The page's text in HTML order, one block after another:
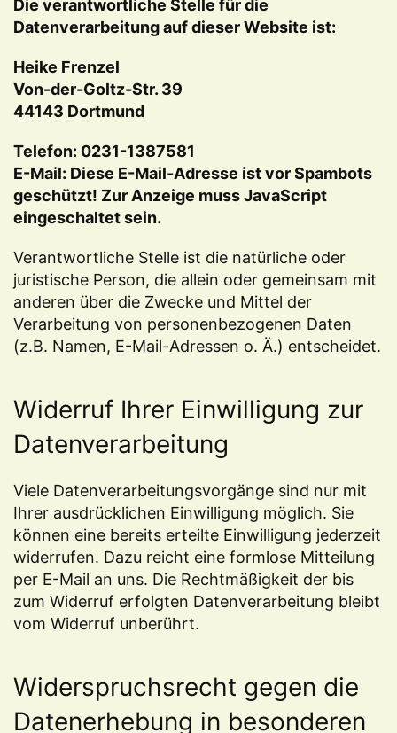
Die verantwortliche Stelle für die
Datenverarbeitung auf dieser Website ist:
Heike Frenzel
Von-der-Goltz-Str. 39
44143 Dortmund
Telefon: 0231-1387581
E-Mail: Diese E-Mail-Adresse ist vor Spambots
geschützt! Zur Anzeige muss JavaScript
eingeschaltet sein.
Verantwortliche Stelle ist die natürliche oder
juristische Person, die allein oder gemeinsam mit
anderen über die Zwecke und Mittel der
Verarbeitung von personenbezogenen Daten
(z.B. Namen, E-Mail-Adressen o. Ä.) entscheidet.
Widerruf Ihrer Einwilligung zur
Datenverarbeitung
Viele Datenverarbeitungsvorgänge sind nur mit
Ihrer ausdrücklichen Einwilligung möglich. Sie
können eine bereits erteilte Einwilligung jederzeit
widerrufen. Dazu reicht eine formlose Mitteilung
per E-Mail an uns. Die Rechtmäßigkeit der bis
zum Widerruf erfolgten Datenverarbeitung bleibt
vom Widerruf unberührt.
Widerspruchsrecht gegen die
Datenerhebung in besonderen